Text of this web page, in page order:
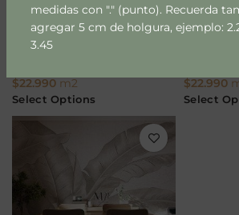
medidas con "." (punto). Recuerda
agregar 5 cm de holgura, ejemplo:
3.45
$22.990 m2
Select Options
$22.990
Select